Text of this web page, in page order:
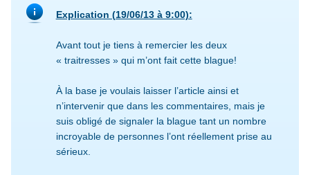
Explication (19/06/13 à 9:00):
Avant tout je tiens à remercier les deux
« traitresses » qui m’ont fait cette blague!
À la base je voulais laisser l’article ainsi et
n’intervenir que dans les commentaires, mais je
suis obligé de signaler la blague tant un nombre
incroyable de personnes l’ont réellement prise au
sérieux.